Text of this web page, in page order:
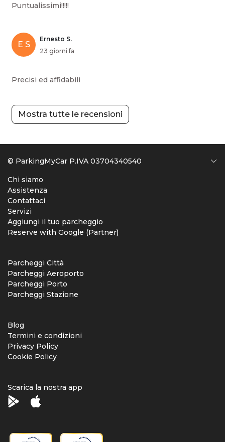
Puntualissimi!!!!!
E S
Ernesto S.
23 giorni fa
Precisi ed affidabili
Mostra tutte le recensioni
© ParkingMyCar P.IVA 03704340540
Chi siamo
Assistenza
Contattaci
Servizi
Aggiungi il tuo parcheggio
Reserve with Google (Partner)
Parcheggi Città
Parcheggi Aeroporto
Parcheggi Porto
Parcheggi Stazione
Blog
Termini e condizioni
Privacy Policy
Cookie Policy
Scarica la nostra app